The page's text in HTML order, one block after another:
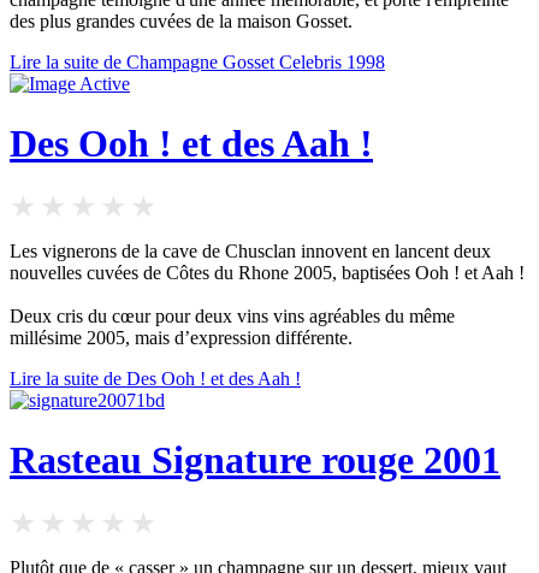
des plus grandes cuvées de la maison Gosset.
Lire la suite de Champagne Gosset Celebris 1998
Des Ooh ! et des Aah !
Les vignerons de la cave de Chusclan innovent en lancent deux
nouvelles cuvées de Côtes du Rhone 2005, baptisées Ooh ! et Aah !
Deux cris du cœur pour deux vins vins agréables du même
millésime 2005, mais d’expression différente.
Lire la suite de Des Ooh ! et des Aah !
Rasteau Signature rouge 2001
Plutôt que de « casser » un champagne sur un dessert, mieux vaut